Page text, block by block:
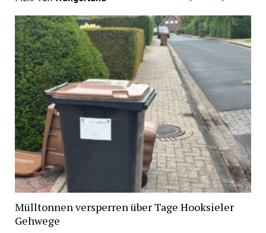
Mülltonnen versperren über Tage Hooksieler
Gehwege